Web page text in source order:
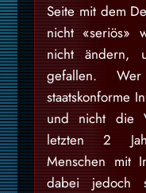
Seite mit dem
nicht «seriös»
nicht ändern,
gefallen.
staatskonforme
und nicht die
letzten 2
Menschen mit
dabei jedoch